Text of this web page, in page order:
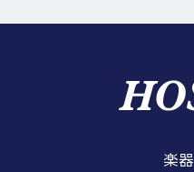
楽